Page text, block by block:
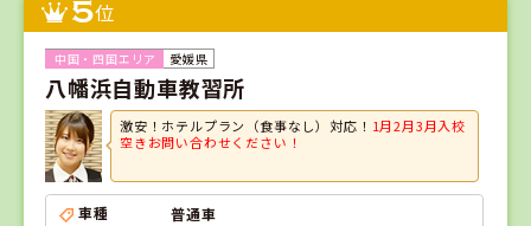
5位
愛媛県
八幡浜自動車教習所
激安！ホテルプラン（食事なし）対応！ 1月2月3月入校
空きお問い合わせください！
車種
普通車